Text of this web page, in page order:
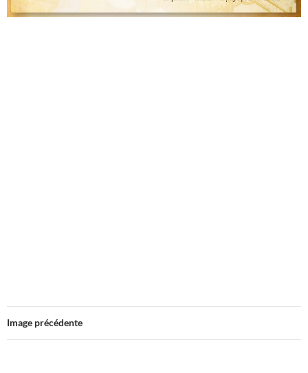
Image précédente